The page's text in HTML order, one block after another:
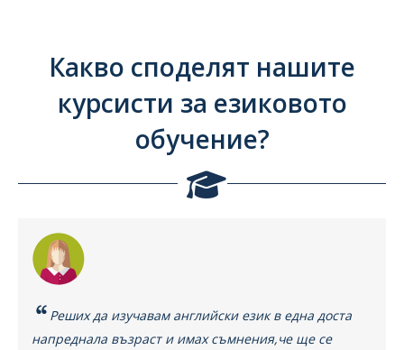
Какво споделят нашите
курсисти за езиковото
обучение?
Реших да изучавам английски език в една доста
напреднала възраст и имах съмнения,че ще се